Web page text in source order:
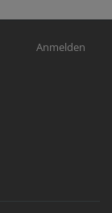
Anmelden